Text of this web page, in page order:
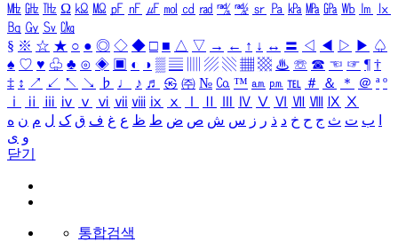
㎒ ㎓ ㎔ Ω ㏀ ㏁ ㎊ ㎋ ㎌ ㏖ ㏅ ㎭ ㎮ ㎯ ㏛ ㎩ ㎪ ㎫ ㎬ ㏝ ㏐
㏓
㏃ ㏉ ㏜ ㏆
§ ※ ☆ ★ ○ ● ◎ ◇ ◆ □ ■ △ ▽ → ← ↑ ↓ ↔ 〓 ◁ ◀ ▷ ▶ ♤
♠ ♡ ♥ ♧ ♣ ⊙ ◈ ▣ ◐ ◑ ▒ ▤ ▨ ▧ ▦ ▩ ♨ ☏ ☎ ☜ ☞ ¶ †
‡ ↕ ↗ ↙ ↖ ↘ ♭ ♩ ♪ ♬ ㉿ ㈜ № ㏇ ™ ㏂ ㏘ ℡ ＃ ＆ ＊ ＠ ª º
ⅰ
ⅱ ⅲ ⅳ ⅴ ⅵ ⅶ ⅷ ⅸ ⅹ Ⅳ Ⅴ Ⅵ Ⅶ Ⅷ Ⅸ Ⅹ
ب ت ث ج ح خ د ذ ر ز س ش ص ض ط ظ ع غ ف ق ک ل م ن ه
و ی
닫기
통합검색